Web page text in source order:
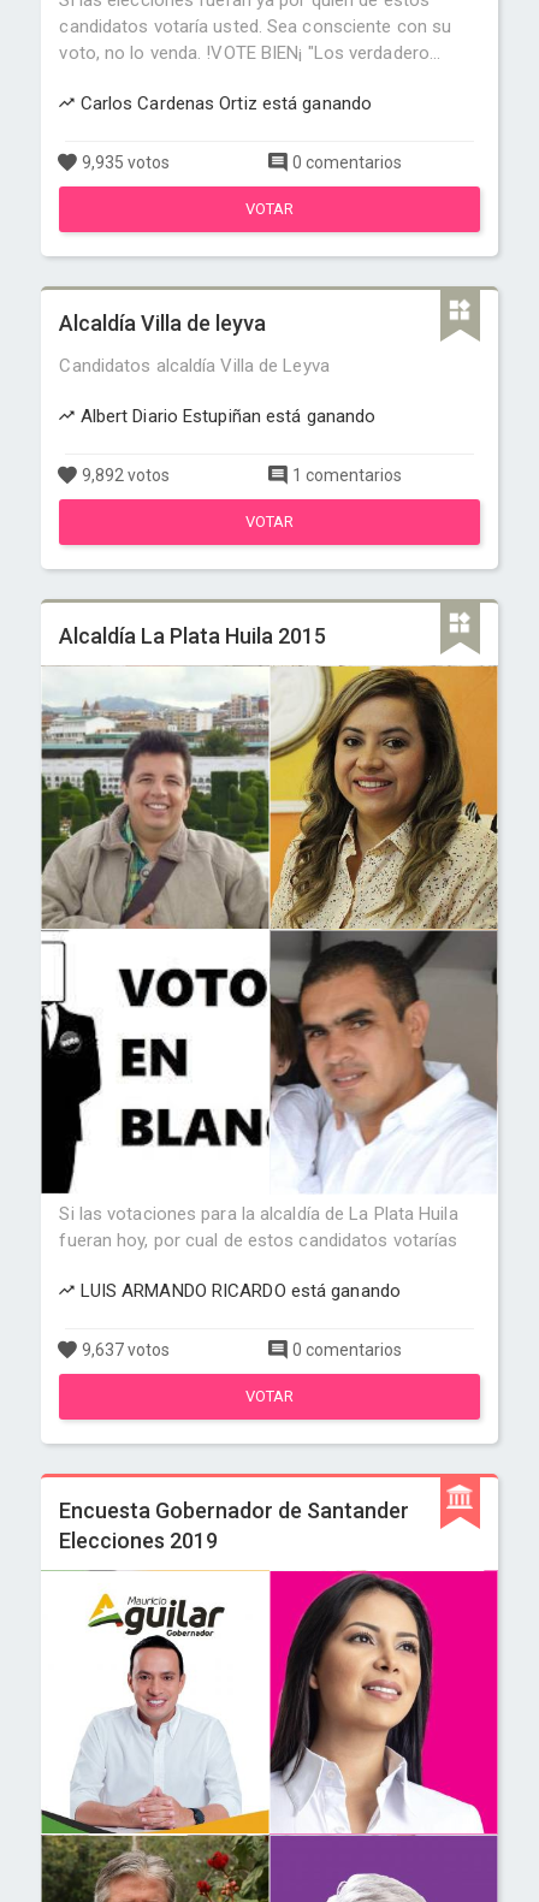
candidatos votaría usted. Sea consciente con su
voto, no lo venda. !VOTE BIEN¡ "Los verdadero...
Carlos Cardenas Ortiz está ganando
9,935 votos 0 comentarios
VOTAR
Alcaldía Villa de leyva
Candidatos alcaldía Villa de Leyva
Albert Diario Estupiñan está ganando
9,892 votos 1 comentarios
VOTAR
Alcaldía La Plata Huila 2015
Si las votaciones para la alcaldía de La Plata Huila
fueran hoy, por cual de estos candidatos votarías
LUIS ARMANDO RICARDO está ganando
9,637 votos 0 comentarios
VOTAR
Encuesta Gobernador de Santander
Elecciones 2019